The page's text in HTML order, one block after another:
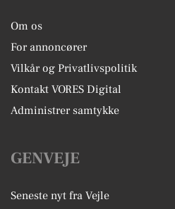
Om os
For annoncører
Vilkår og Privatlivspolitik
Kontakt VORES Digital
Administrer samtykke
GENVEJE
Seneste nyt fra Vejle